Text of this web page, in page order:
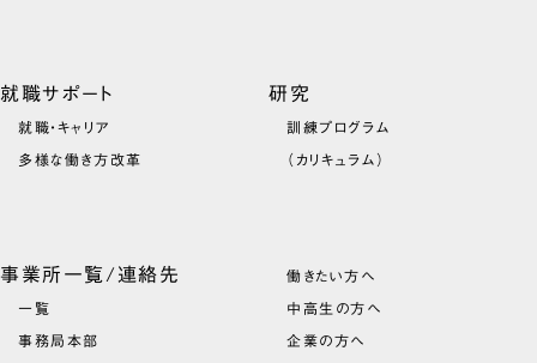
就職サポート
就職・キャリア
多様な働き方改革
研究
訓練プログラム
（カリキュラム）
事業所一覧/連絡先
一覧
事務局本部
働きたい方へ
中高生の方へ
企業の方へ